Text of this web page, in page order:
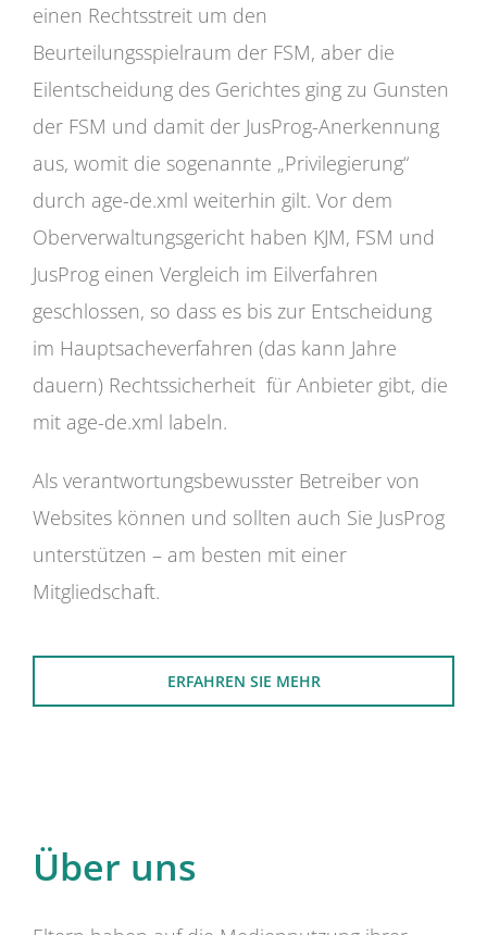
einen Rechtsstreit um den
Beurteilungsspielraum der FSM, aber die
Eilentscheidung des Gerichtes ging zu Gunsten
der FSM und damit der JusProg-Anerkennung
aus, womit die sogenannte „Privilegierung“
durch age-de.xml weiterhin gilt. Vor dem
Oberverwaltungsgericht haben KJM, FSM und
JusProg einen Vergleich im Eilverfahren
geschlossen, so dass es bis zur Entscheidung
im Hauptsacheverfahren (das kann Jahre
dauern) Rechtssicherheit für Anbieter gibt, die
mit age-de.xml labeln.
Als verantwortungsbewusster Betreiber von
Websites können und sollten auch Sie JusProg
unterstützen – am besten mit einer
Mitgliedschaft.
ERFAHREN SIE MEHR
Über uns